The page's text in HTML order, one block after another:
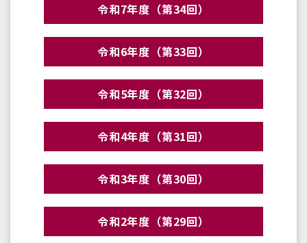
令和7年度（第34回）
令和6年度（第33回）
令和5年度（第32回）
令和4年度（第31回）
令和3年度（第30回）
令和2年度（第29回）